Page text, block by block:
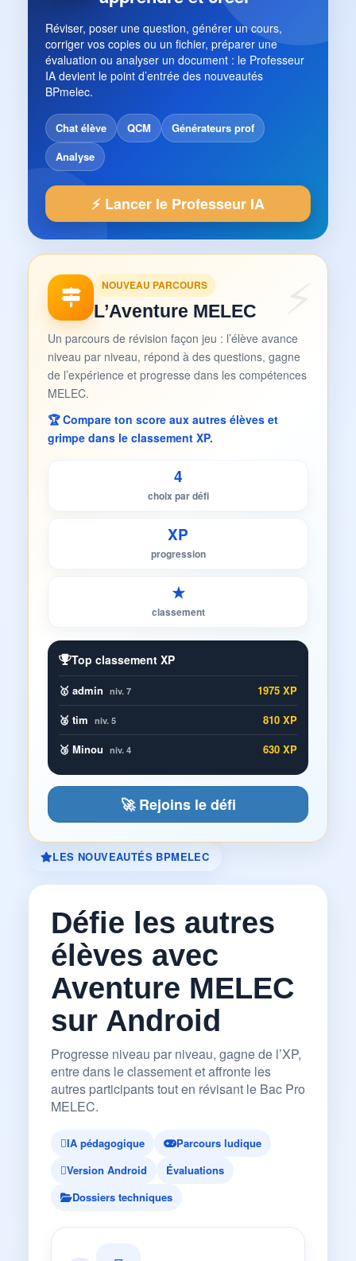
Réviser, poser une question, générer un cours,
corriger vos copies ou un fichier, préparer une
évaluation ou analyser un document : le Professeur
IA devient le point d’entrée des nouveautés
BPmelec.
Chat élève QCM
Générateurs prof
Analyse
⚡ Lancer le Professeur IA
NOUVEAU PARCOURS
L’Aventure MELEC
Un parcours de révision façon jeu : l’élève avance
niveau par niveau, répond à des questions, gagne
de l’expérience et progresse dans les compétences
MELEC.
🏆 Compare ton score aux autres élèves et
grimpe dans le classement XP.
4
choix par défi
XP
progression
★
classement
Top classement XP
🥇 admin niv. 7
1975 XP
🥈 tim niv. 5
810 XP
🥉 Minou niv. 4 630 XP
🚀 Rejoins le défi
LES NOUVEAUTÉS BPMELEC
Défie les autres
élèves avec
Aventure MELEC
sur Android
Progresse niveau par niveau, gagne de l’XP,
entre dans le classement et affronte les
autres participants tout en révisant le Bac Pro
MELEC.
IA pédagogique
Parcours ludique
Version Android
Évaluations
Dossiers techniques